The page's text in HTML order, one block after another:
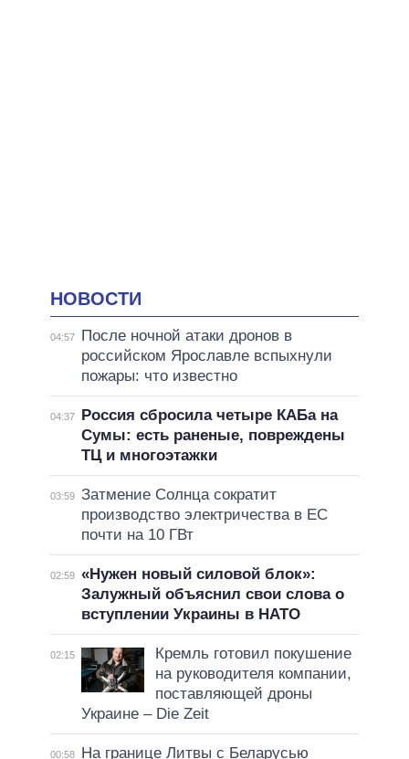
НОВОСТИ
04:57
После ночной атаки дронов в
российском Ярославле вспыхнули
пожары: что известно
04:37
Россия сбросила четыре КАБа на
Сумы: есть раненые, повреждены
ТЦ и многоэтажки
03:59 Затмение Солнца сократит
производство электричества в ЕС
почти на 10 ГВт
02:59 «Нужен новый силовой блок»:
Залужный объяснил свои слова о
вступлении Украины в НАТО
02:15
Кремль готовил покушение
на руководителя компании,
поставляющей дроны
Украине – Die Zeit
00:58
На границе Литвы с Беларусью